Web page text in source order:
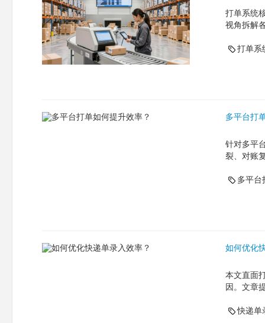
打单系统
视角拆解
打单系
多平台打
针对多平
裂、对账
多平台
如何优化
本文直面
因。文章
快递单